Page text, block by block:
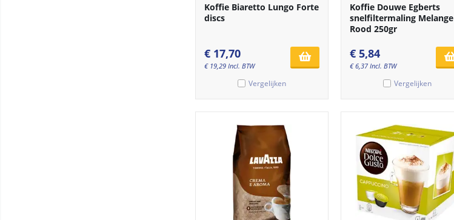
Koffie Biaretto Lungo Forte
discs
€ 17,70
€ 19,29 Incl. BTW
Vergelijken
Koffie Douwe Egberts
snelfiltermaling Melange
Rood 250gr
€ 5,84
€6,37 Incl. BTW
Vergelijken